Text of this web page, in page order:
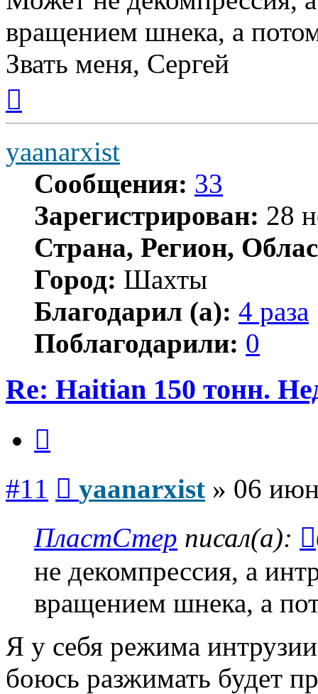
вращением шнека, а
Звать меня, Сергей
началу
yaanarxist
Сообщения: 33
Зарегистрирован: 28
Страна, Регион,
Город: Шахты
Благодарил (а): 4 раза
Поблагодарили: 0
Re: Haitian 150 тонн.
#11 yaanarxist » 06
ПластСтер писал(а):
не декомпрессия, а
вращением шнека, а
Я у себя режима
боюсь разжимать будет